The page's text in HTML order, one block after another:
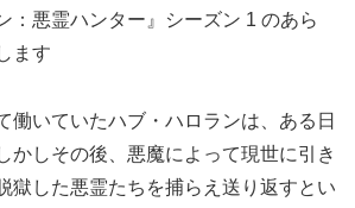
：悪霊ハンター』シーズン 1 のあら
ます
働いていたハブ・ハロランは、ある日
かしその後、悪魔によって現世に引き
獄した悪霊たちを捕らえ送り返すとい